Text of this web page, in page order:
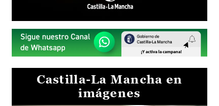
Castilla-La Mancha en
imágenes